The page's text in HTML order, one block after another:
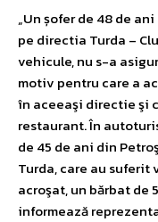
„Un șofer de 48 de
pe directia Turda –
vehicule, nu s-a
motiv pentru care a
în aceeaşi directie şi
restaurant. În
de 45 de ani din
Turda, care au suferit
acroşat, un bărbat de
informează